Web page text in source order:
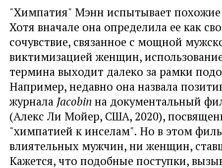
"Химпатия" Мэнн испытывает
Хотя вначале она определила ее как
сочувствие, связанное с мощной
виктимизацией женщин,
термина выходит далеко за рамки
Например, недавно она назвала
журнала Jacobin на документальный
(Алекс Ли Мойер, США, 2020),
"химпатией к инселам". Но в этом
влиятельных мужчин, ни женщин,
Кажется, что подобные поступки,